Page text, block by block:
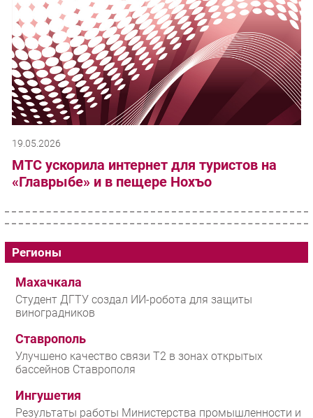
19.05.2026
МТС ускорила интернет для туристов на
«Главрыбе» и в пещере Нохъо
Регионы
Махачкала
Студент ДГТУ создал ИИ-робота для защиты
виноградников
Ставрополь
Улучшено качество связи T2 в зонах открытых
бассейнов Ставрополя
Ингушетия
Результаты работы Министерства промышленности и